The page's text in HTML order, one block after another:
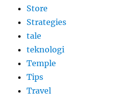
Store
Strategies
tale
teknologi
Temple
Tips
Travel